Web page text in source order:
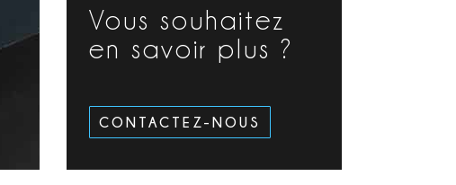
Vous souhaitez
en savoir plus ?
CONTACTEZ-NOUS